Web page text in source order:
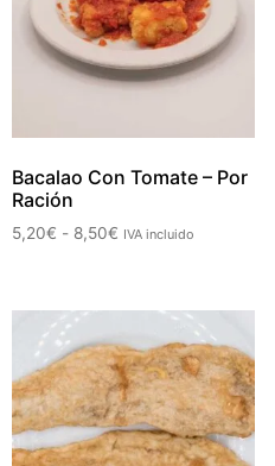
Bacalao Con Tomate – Por
Ración
5,20€ - 8,50€ IVA incluido